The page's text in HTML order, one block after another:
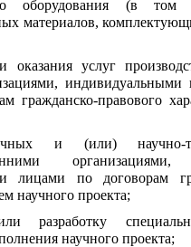
оборудования (в том
материалов,
услуг
индивидуальными
гражданско-правового
и (или) научно-
организациями,
лицами по договорам
научного проекта;
разработку
научного проекта;